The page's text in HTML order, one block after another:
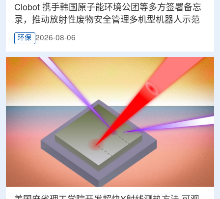
Clobot 携手韩国原子能环境公团等多方签署备忘
录，推动放射性废物安全管理多机型机器人示范
环保 2026-08-06